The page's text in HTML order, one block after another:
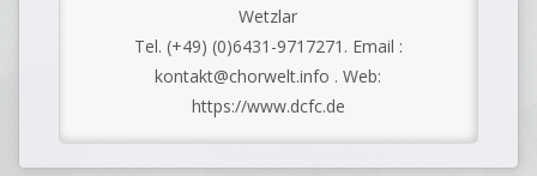
Wetzlar
Tel. (+49) (0)6431-9717271. Email :
kontakt@chorwelt.info . Web:
https://www.dcfc.de